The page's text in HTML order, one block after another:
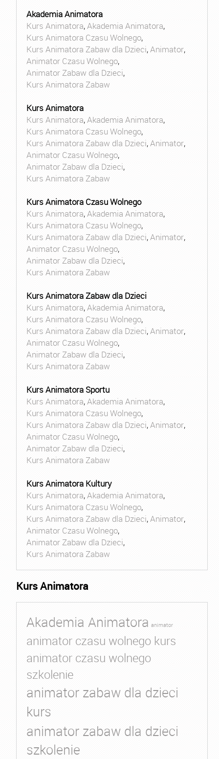
Akademia Animatora
Kurs Animatora,Akademia Animatora,
Kurs Animatora Czasu Wolnego,
Kurs Animatora Zabaw dla Dzieci,Animator,
Animator Czasu Wolnego,
Animator Zabaw dla Dzieci,
Kurs Animatora Zabaw
Kurs Animatora
Kurs Animatora,Akademia Animatora,
Kurs Animatora Czasu Wolnego,
Kurs Animatora Zabaw dla Dzieci,Animator,
Animator Czasu Wolnego,
Animator Zabaw dla Dzieci,
Kurs Animatora Zabaw
Kurs Animatora Czasu Wolnego
Kurs Animatora,Akademia Animatora,
Kurs Animatora Czasu Wolnego,
Kurs Animatora Zabaw dla Dzieci,Animator,
Animator Czasu Wolnego,
Animator Zabaw dla Dzieci,
Kurs Animatora Zabaw
Kurs Animatora Zabaw dla Dzieci
Kurs Animatora,Akademia Animatora,
Kurs Animatora Czasu Wolnego,
Kurs Animatora Zabaw dla Dzieci,Animator,
Animator Czasu Wolnego,
Animator Zabaw dla Dzieci,
Kurs Animatora Zabaw
Kurs Animatora Sportu
Kurs Animatora,Akademia Animatora,
Kurs Animatora Czasu Wolnego,
Kurs Animatora Zabaw dla Dzieci,Animator,
Animator Czasu Wolnego,
Animator Zabaw dla Dzieci,
Kurs Animatora Zabaw
Kurs Animatora Kultury
Kurs Animatora,Akademia Animatora,
Kurs Animatora Czasu Wolnego,
Kurs Animatora Zabaw dla Dzieci,Animator,
Animator Czasu Wolnego,
Animator Zabaw dla Dzieci,
Kurs Animatora Zabaw
Kurs Animatora
Akademia Animatora animator
animator czasu wolnego kurs
animator czasu wolnego
szkolenie
animator zabaw dla dzieci
kurs
animator zabaw dla dzieci
szkolenie